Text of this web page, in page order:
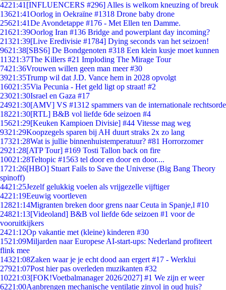
4221:41 [INFLUENCERS #296] Alles is welkom kneuzing of breuk
13621:41Oorlog in Oekraïne #1318 Drone baby drone
25621:41De Avondetappe #176 - Met Ellen ten Damme.
21621:39Oorlog Iran #136 Bridge and powerplant day incoming?
21321:39[Live Eredivisie #1784] Dying seconds van het seizoen!
9621:38[SBS6] De Bondgenoten #318 Een klein kusje moet kunnen
11321:37The Killers #21 Imploding The Mirage Tour
7421:36Vrouwen willen geen man meer #30
3921:35Trump wil dat J.D. Vance hem in 2028 opvolgt
16021:35Via Pecunia - Het geld ligt op straat! #2
23021:30Israel en Gaza #17
24921:30[AMV] VS #1312 spammers van de internationale rechtsorde
18221:30[RTL] B&B vol liefde 6de seizoen #4
15621:29[Keuken Kampioen Divisie] #44 Vitesse mag weg
9321:29Koopzegels sparen bij AH duurt straks 2x zo lang
17321:28Wat is jullie binnenhuistemperatuur? #81 Horrorzomer
2921:28[ATP Tour] #169 Tosti Tallon back on fire
10021:28Teltopic #1563 tel door en door en door....
1721:26[HBO] Stuart Fails to Save the Universe (Big Bang Theory
spinoff)
4421:25Jezelf gelukkig voelen als vrijgezelle vijftiger
4221:19Eeuwig voortleven
12821:14Migranten breken door grens naar Ceuta in Spanje,l #10
24821:13[Videoland] B&B vol liefde 6de seizoen #1 voor de
vooruitkijkers
2421:12Op vakantie met (kleine) kinderen #30
1521:09Miljarden naar Europese AI-start-ups: Nederland profiteert
flink mee
14321:08Zaken waar je je echt dood aan ergert #17 - Werklui
27921:07Post hier pas overleden muzikanten #32
10221:03[FOK!Voetbalmanager 2026/2027] #1 We zijn er weer
6221:00Aanbrengen mechanische ventilatie zinvol in oud huis?